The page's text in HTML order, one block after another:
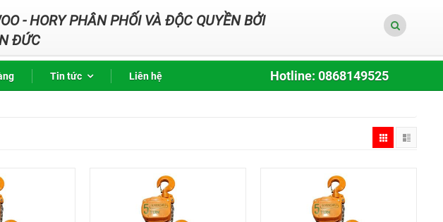
- HORY PHÂN PHỐI VÀ ĐỘC QUYỀN BỞI
ĐỨC
Tin tức Liên hệ Hotline: 0868149525